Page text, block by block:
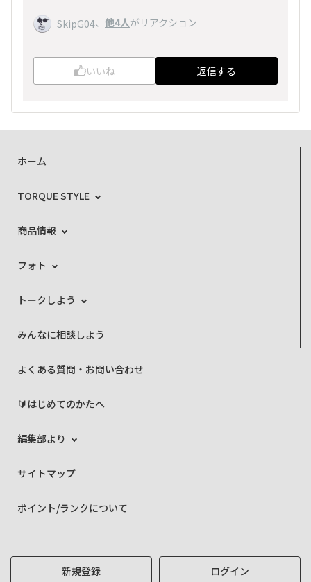
SkipG04、 他4人がリアクション
いいね 返信する
ホーム
TORQUE STYLE
商品情報
フォト
トークしよう
みんなに相談しよう
よくある質問・お問い合わせ
🔰はじめてのかたへ
編集部より
サイトマップ
ポイント/ランクについて
新規登録 ログイン